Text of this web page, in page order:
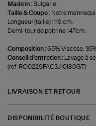
Made in : Bulgarie.
Taille & Coupe : Notre
Longueur (taille) : 119 cm.
Demi-tour de poitrine : 47cm.
Composition :65% Viscose,
Conseil d'entretien :
Lavage à
(ref-RO0229FAC3J10I80GT)
LIVRAISON ET RETOUR
DISPONIBILITÉ BOUTIQUE